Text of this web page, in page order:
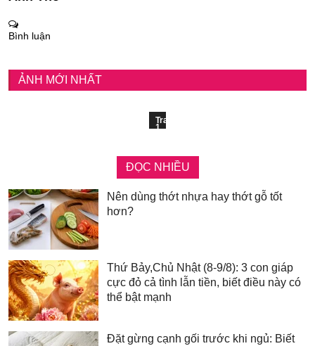
Bình luận
ẢNH MỚI NHẤT
Trang
1
ĐỌC NHIỀU
Nên dùng thớt nhựa hay thớt gỗ tốt
hơn?
Thứ Bảy,Chủ Nhật (8-9/8): 3 con giáp
cực đỏ cả tình lẫn tiền, biết điều này có
thể bật mạnh
Đặt gừng cạnh gối trước khi ngủ: Biết